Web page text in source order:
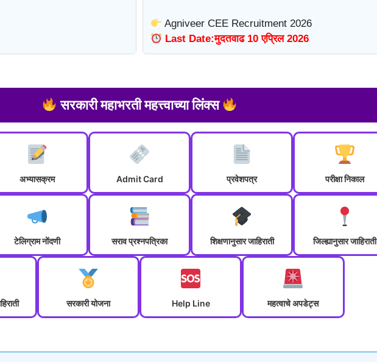
Agniveer CEE Recruitment 2026
Last Date:मुदतवाढ 10 एप्रिल 2026
सरकारी महाभरती महत्त्वाच्या लिंक्स
अभ्यासक्रम Admit Card प्रवेशपत्र परीक्षा निकाल
टेलिग्राम नोंदणी सराव प्रश्नपत्रिका शिक्षणानुसार जाहिराती जिल्ह्यानुसार जाहिराती
सरकारी योजना Help Line महत्वाचे अपडेट्स